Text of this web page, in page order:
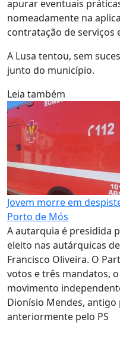
apurar eventuais
nomeadamente na
contratação de serviços
A Lusa tentou, sem
junto do município.
Leia também
Jovem morre em
Porto de Mós
A autarquia é presidida
eleito nas autárquicas
Francisco Oliveira. O
votos e três mandatos,
movimento
Dionísio Mendes,
anteriormente pelo PS